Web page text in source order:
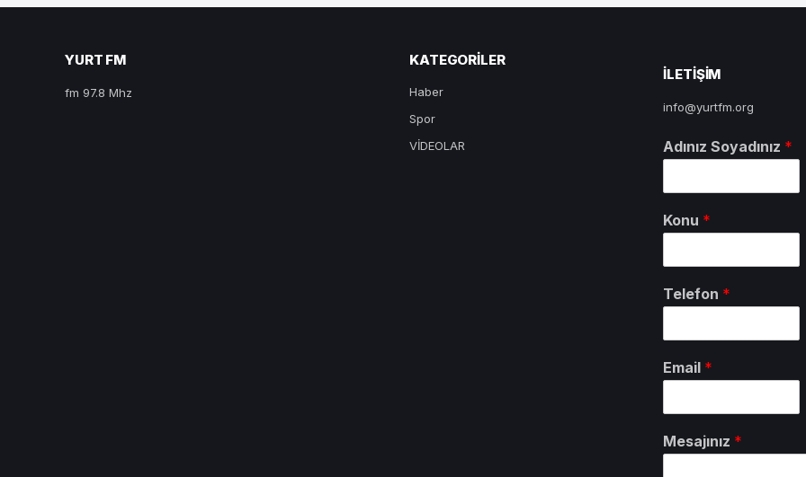
YURT FM
fm 97.8 Mhz
KATEGORILER
Haber
Spor
VİDEOLAR
ILETIŞIM
info@yurtfm.org
Adınız Soyadınız *
Konu *
Telefon *
Email *
Mesajınız *